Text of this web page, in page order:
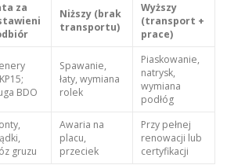
za
Niższy (brak
transportu)
Wyższy
(transport +
prace)
BDO
Spawanie,
łaty, wymiana
rolek
Piaskowanie,
natrysk,
wymiana
podłóg
gruzu
Awaria na
placu,
przeciek
Przy pełnej
renowacji lub
certyfikacji